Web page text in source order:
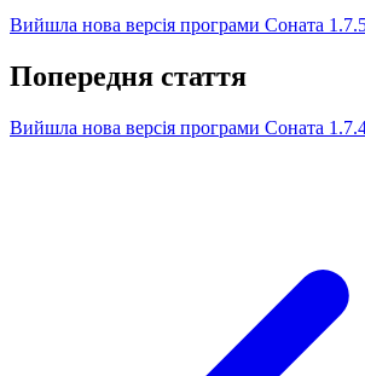
Вийшла нова версія програми Соната
Попередня стаття
Вийшла нова версія програми Соната